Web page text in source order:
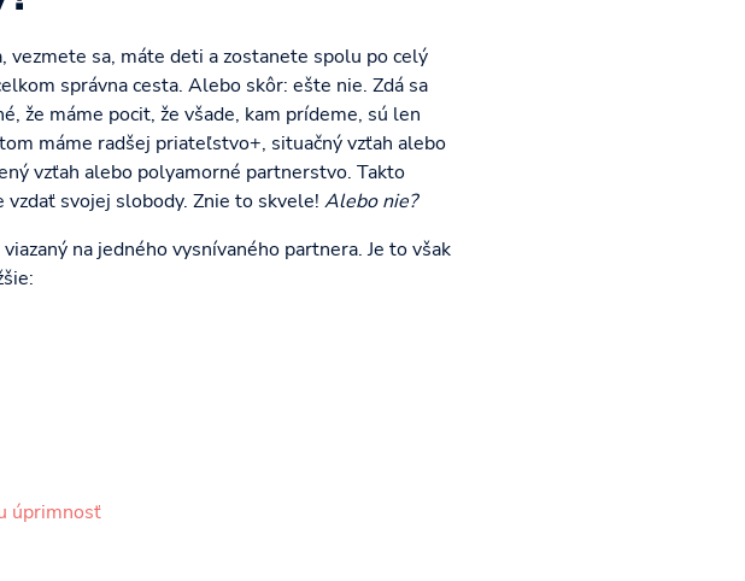
sa, máte deti a zostanete spolu po celý
správna cesta. Alebo skôr: ešte nie. Zdá sa
že máme pocit, že všade, kam prídeme, sú len
máme radšej priateľstvo+, situačný vzťah alebo
vzťah alebo polyamorné partnerstvo. Takto
svojej slobody. Znie to skvele! Alebo nie?
na jedného vysnívaného partnera. Je to však
úprimnosť